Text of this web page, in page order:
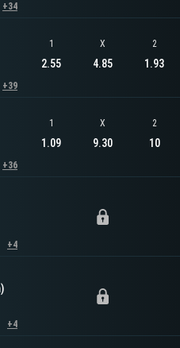
+34
+39
1
2.55
X
4.85
2
1.93
+36
1
1.09
X
9.30
2
10
+4
+4